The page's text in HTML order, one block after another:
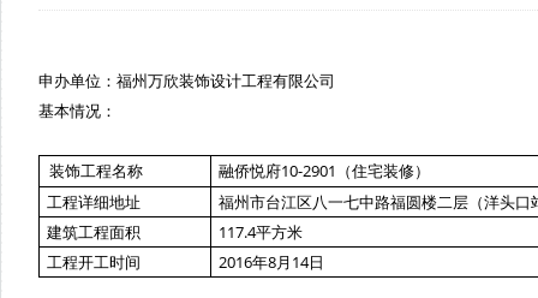
申办单位：福州万欣装饰设计工程有限公司
基本情况：
装饰工程名称
融侨悦府10-2901（住宅装修）
工程详细地址
福州市台江区八一七中路福圆楼二层（洋头口
建筑工程面积
117.4平方米
工程开工时间
2016年8月14日